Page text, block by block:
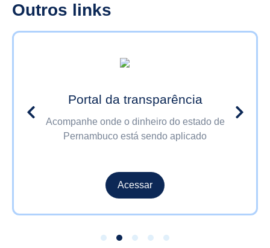
Outros links
Portal da transparência
Acompanhe onde o dinheiro do estado de
Pernambuco está sendo aplicado
Acessar